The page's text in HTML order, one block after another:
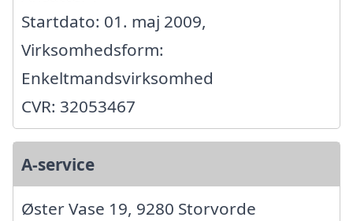
Startdato: 01. maj 2009,
Virksomhedsform:
Enkeltmandsvirksomhed
CVR: 32053467
A-service
Øster Vase 19, 9280 Storvorde